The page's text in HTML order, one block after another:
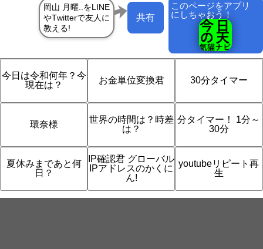
このページをアプリ
にしちゃおう！
共有
今日は令和何年？今
現在は？
お金単位変換君 30分タイマー
環奈様
世界の時間は？時差
は？
分タイマー！ 1分～
30分
夏休みまであと何
日？
IP確認君 グローバル
IPアドレスのかくに
ん!
youtubeリピート再
生